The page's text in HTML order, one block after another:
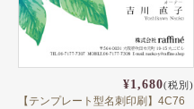
¥1,680(税別)
【テンプレート型名刺印刷】4C76